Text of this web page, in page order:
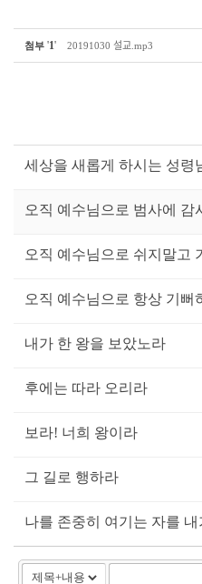
첨부 '1' 20191030 설교.mp3
세상을 새롭게 하시는 성령
오직 예수님으로 범사에 감
오직 예수님으로 쉬지말고
오직 예수님으로 항상 기뻐
내가 한 왕을 보았노라
후에는 따라 오리라
보라! 너희 왕이라
그 길로 행하라
나를 존중히 여기는 자를